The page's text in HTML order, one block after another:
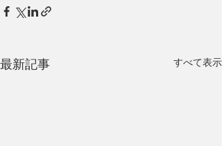
最新記事 すべて表示